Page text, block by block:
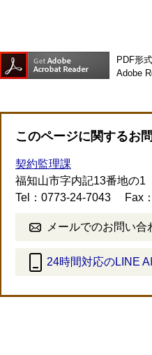
PDF形
Adobe
このページに関するお
契約監理課
福知山市字内記13番地の1
Tel：0773-24-7043
Fax
メールでのお問い合
24時間対応のLINE
外